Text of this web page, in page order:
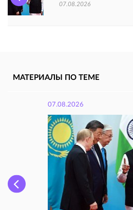
07.08.2026
МАТЕРИАЛЫ ПО ТЕМЕ
07.08.2026